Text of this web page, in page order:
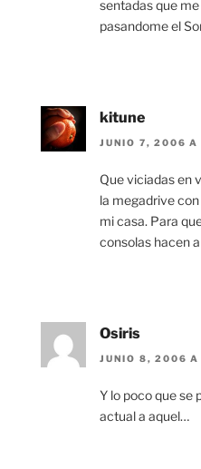
sentadas que
pasandome el
kitune
JUNIO 7, 2006 A
Que viciadas en
la megadrive
mi casa. Para
consolas hacen
Osiris
JUNIO 8, 2006 A
Y lo poco que se
actual a aquel…